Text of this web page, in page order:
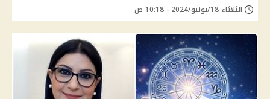
الثلاثاء 18/يونيو/2024 - 10:18 ص